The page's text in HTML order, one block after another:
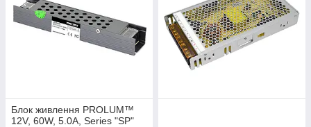
Блок живлення PROLUM™
12V, 60W, 5.0А, Series "SP"